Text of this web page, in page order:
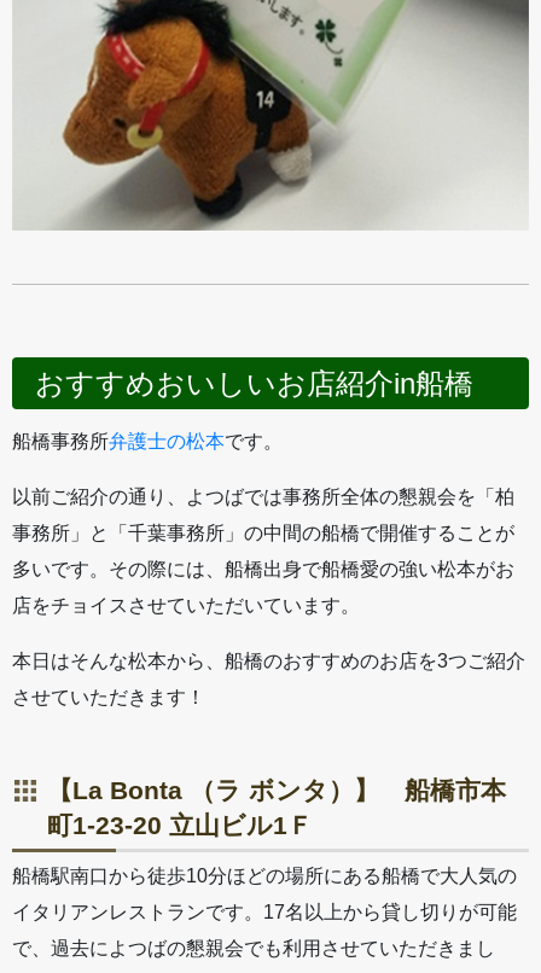
おすすめおいしいお店紹介in船橋
船橋事務所弁護士の松本です。
以前ご紹介の通り、よつばでは事務所全体の懇親会を「柏
事務所」と「千葉事務所」の中間の船橋で開催することが
多いです。その際には、船橋出身で船橋愛の強い松本がお
店をチョイスさせていただいています。
本日はそんな松本から、船橋のおすすめのお店を3つご紹介
させていただきます！
【La Bonta （ラ ボンタ）】 船橋市本
町1-23-20 立山ビル1Ｆ
船橋駅南口から徒歩10分ほどの場所にある船橋で大人気の
イタリアンレストランです。17名以上から貸し切りが可能
で、過去によつばの懇親会でも利用させていただきまし